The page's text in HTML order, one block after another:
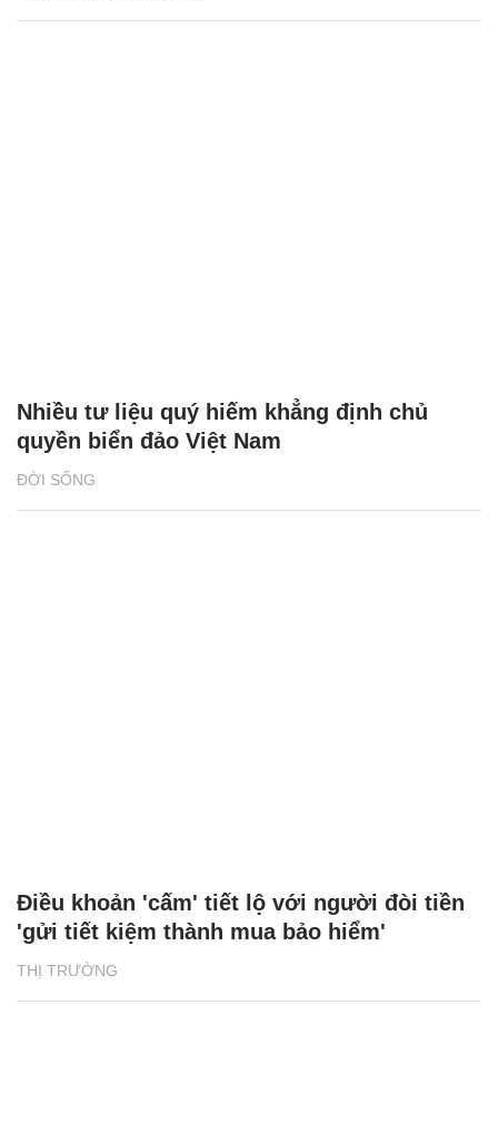
ĐỜI SỐNG
Nhiều tư liệu quý hiếm khẳng định chủ
quyền biển đảo Việt Nam
THỊ TRƯỜNG
Điều khoản 'cấm' tiết lộ với người đòi tiền
'gửi tiết kiệm thành mua bảo hiểm'